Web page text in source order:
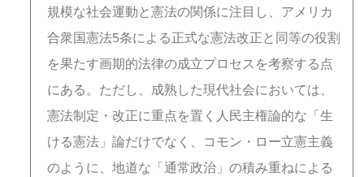
規模な社会運動と憲法の関係に注目し、アメリカ
合衆国憲法5条による正式な憲法改正と同等の役割
を果たす画期的法律の成立プロセスを考察する点
にある。ただし、成熟した現代社会においては、
憲法制定・改正に重点を置く人民主権論的な「生
ける憲法」論だけでなく、コモン・ロー立憲主義
のように、地道な「通常政治」の積み重ねによる